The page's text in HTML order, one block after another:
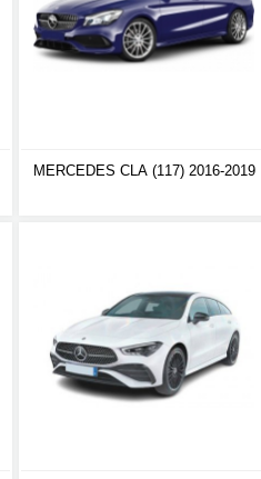
MERCEDES CLA (117) 2016-2019